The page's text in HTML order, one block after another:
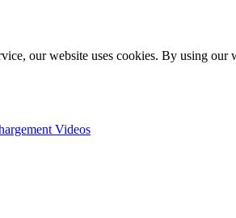
our website uses cookies. By using
Videos